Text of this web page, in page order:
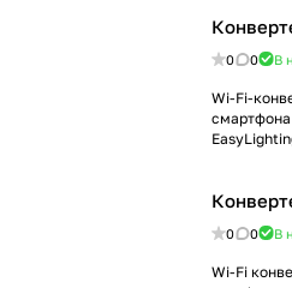
0 0 В
Wi-Fi-
смартфона
0 0 В
Wi-Fi